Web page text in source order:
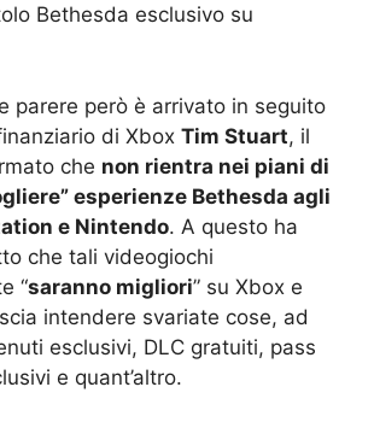
Bethesda esclusivo su
parere però è arrivato in seguito
di Xbox Tim Stuart, il
che non rientra nei piani di
esperienze Bethesda agli
e Nintendo. A questo ha
che tali videogiochi
“saranno migliori” su Xbox e
intendere svariate cose, ad
esclusivi, DLC gratuiti, pass
e quant’altro.